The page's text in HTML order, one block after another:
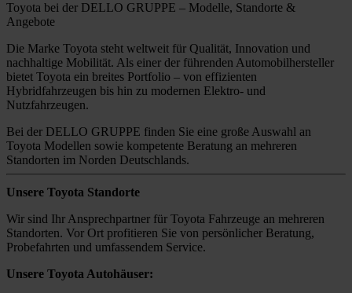
Toyota bei der DELLO GRUPPE – Modelle, Standorte &
Angebote
Die Marke Toyota steht weltweit für Qualität, Innovation und
nachhaltige Mobilität. Als einer der führenden Automobilhersteller
bietet Toyota ein breites Portfolio – von effizienten
Hybridfahrzeugen bis hin zu modernen Elektro- und
Nutzfahrzeugen.
Bei der DELLO GRUPPE finden Sie eine große Auswahl an
Toyota Modellen sowie kompetente Beratung an mehreren
Standorten im Norden Deutschlands.
Unsere Toyota Standorte
Wir sind Ihr Ansprechpartner für Toyota Fahrzeuge an mehreren
Standorten. Vor Ort profitieren Sie von persönlicher Beratung,
Probefahrten und umfassendem Service.
Unsere Toyota Autohäuser: